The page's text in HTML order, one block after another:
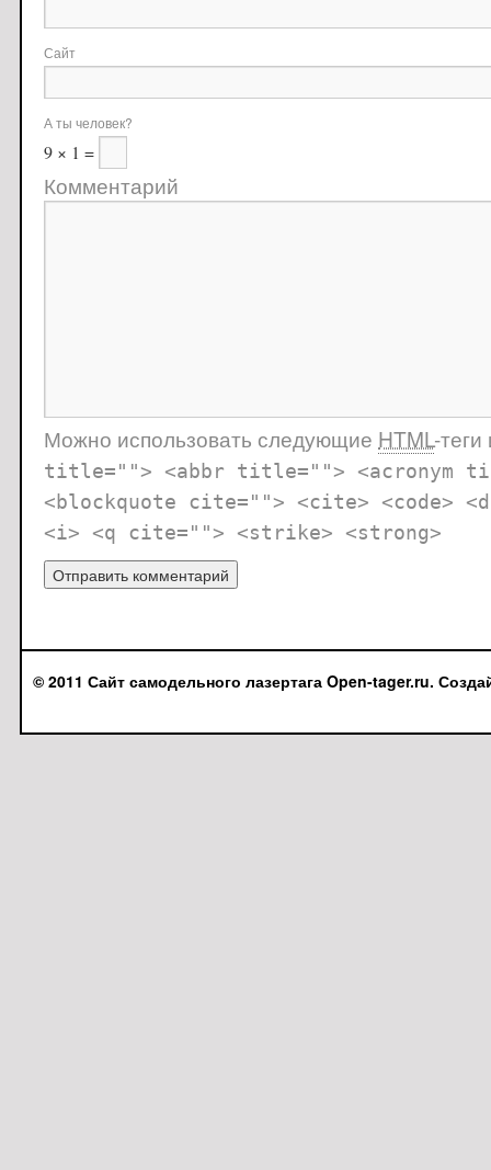
Сайт
А ты человек?
9 × 1 =
Комментарий
Можно использовать следующие HTML-
title=""> <abbr title=""> <acronym
<blockquote cite=""> <cite> <code>
<i> <q cite=""> <strike> <strong>
© 2011 Сайт самодельного лазертага Open-tager.ru.